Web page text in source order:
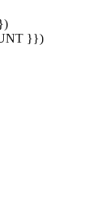
}})